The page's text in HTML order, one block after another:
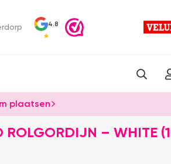
4.8
plaatsen
ROLGORDIJN – WHITE